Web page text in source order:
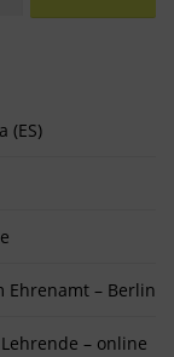
(ES)
Ehrenamt – Berlin
– online